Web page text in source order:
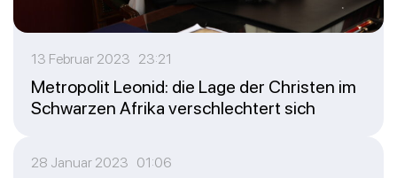
13 Februar 2023 23:21
Metropolit Leonid: die Lage der Christen im
Schwarzen Afrika verschlechtert sich
28 Januar 2023 01:06